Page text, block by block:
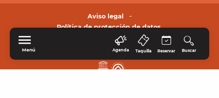
Menú Agenda Taquilla Reservar Buscar
Aviso legal
Política de protección de datos.